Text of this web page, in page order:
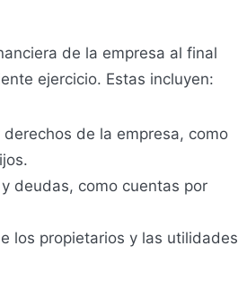
de la empresa al final
ejercicio. Estas incluyen:
de la empresa, como
deudas, como cuentas por
los propietarios y las utilidades